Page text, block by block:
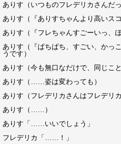
ありす（いつものフレデリカさんだっ
ありす（『ありすちゃんより高いス
ありす（『フレちゃんすごーいっ、
ありす（『ぱちぱち、すごい、かっ
うです）
ありす（今も無口なだけで、同じこ
ありす（……姿は変わっても）
ありす（フレデリカさんはフレデリ
ありす（……）
ありす「……いいでしょう」
フレデリカ「……！」